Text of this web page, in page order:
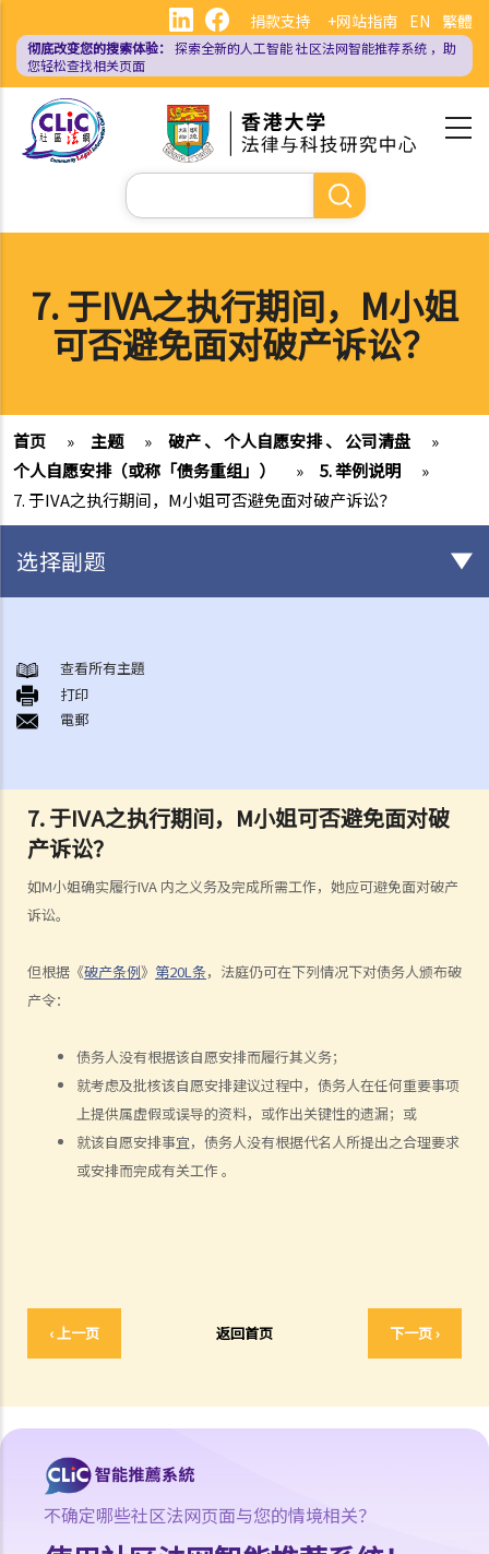
主
EN 繁體
捐款支持 +网站指南
彻底改变您的搜索体验： 探索全新的人工智能社区法网智能推荐系统 ，助
您轻松查找相关页面
搜
索
7. 于IVA之执行期间，M小姐
可否避免面对破产诉讼？
首页 » 主题 » 破产 、 个人自愿安排 、 公司清盘
»
个人自愿安排（或称「债务重组」）
» 5. 举例说明
»
7. 于IVA之执行期间，M小姐可否避免面对破产诉讼？
7. 于IVA之执行期间，M小姐可否避免面对破
产诉讼？
如M小姐确实履行IVA 内之义务及完成所需工作，她应可避免面对破产
诉讼。
但根据《破产条例》 第20L条，法庭仍可在下列情况下对债务人颁布破
产令：
债务人没有根据该自愿安排而履行其义务；
就考虑及批核该自愿安排建议过程中，债务人在任何重要事项
上提供属虚假或误导的资料，或作出关键性的遗漏；或
就该自愿安排事宜，债务人没有根据代名人所提出之合理要求
或安排而完成有关工作 。
‹ 上一页 返回首页 下一页 ›
选择副题
A. 破产诉讼简介
B. 问与答
1. 破产诉讼是否只可以由债权人提出？（附有提交诉讼文件的程序简
2. 破产管理署之主要职责是甚么？
3. 我可否于破产管理署找到某人之破产纪录？
4. 破产会带来什么后果？
5. 破产人是否需要交出所有收入予受托人？
6. 在破产令颁布后，破产人必须履行甚么义务或工作？他们亦须避免进
7. 当法庭颁布破产令后，债权人可采取甚么行动？
8. 出售破产人资产后的偿付顺序是如何？
10. 破产人于何时才能获法庭解除破产令？当破产令解除后，破产人是
否仍需要偿还债项？
11. 破产诉讼可牵涉到甚么刑事罪行？
C. 举例说明
条件才可提交破产呈请书？
4. 于破产呈请之法庭聆讯中，T先生表示因长期逗留于中国大陆，而没
5. 如法庭向 T先生颁布破产令，他会面对甚么后果？
6.破产会否影响T先生的工作？
7.如T先生携同10,000元现金潜逃往中国，他可能要承受甚么法律责任？
8.如T先生将其私家车送给兄长，他可能要承受甚么法律责任？
9.当法庭向T先生颁布破产令后，ABC银行可采取甚么行动?
查看所有主題
打印
電郵
不确定哪些社区法网页面与您的情境相关？